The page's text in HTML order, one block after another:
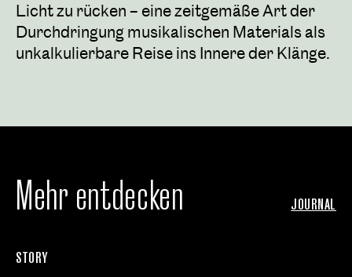
Licht zu rücken – eine zeitgemäße Art der
Durchdringung musikalischen Materials als
unkalkulierbare Reise ins Innere der Klänge.
Mehr entdecken JOURNAL
STORY